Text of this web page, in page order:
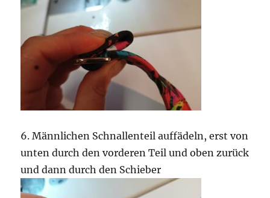
6. Männlichen Schnallenteil auffädeln, erst von
unten durch den vorderen Teil und oben zurück
und dann durch den Schieber